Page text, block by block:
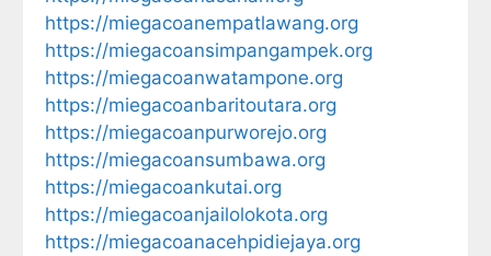
https://miegacoanempatlawang.org
https://miegacoansimpangampek.org
https://miegacoanwatampone.org
https://miegacoanbaritoutara.org
https://miegacoanpurworejo.org
https://miegacoansumbawa.org
https://miegacoankutai.org
https://miegacoanjailolokota.org
https://miegacoanacehpidiejaya.org